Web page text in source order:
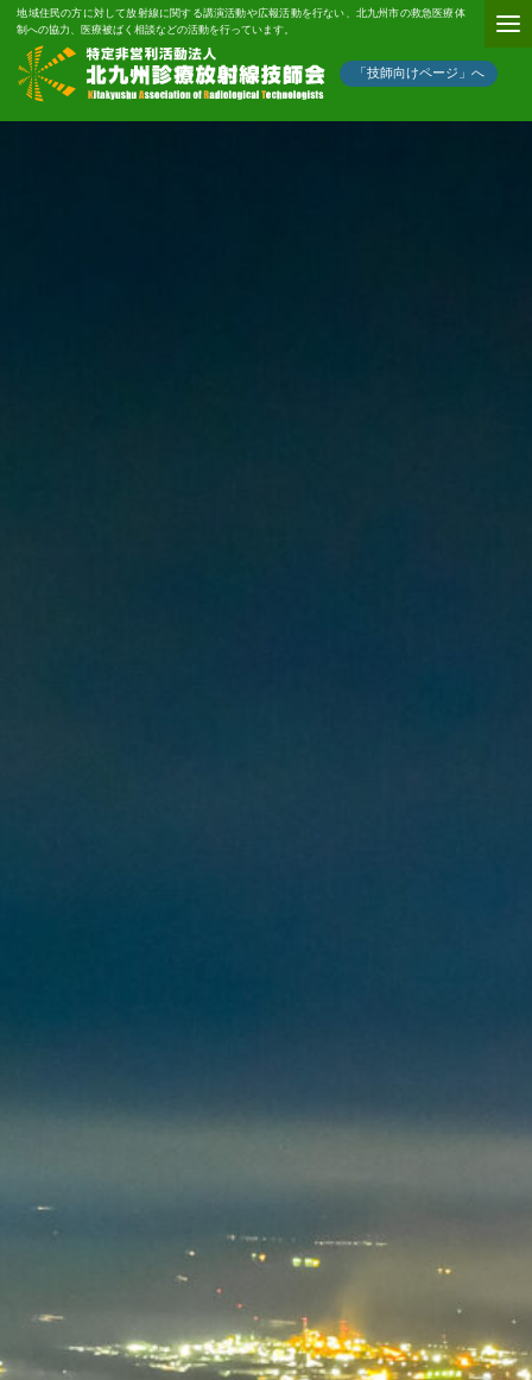
地域住民の方に対して放射線に関する講演活動や広報活動を行ない、北九州市の救急医療体
制への協力、医療被ばく相談などの活動を行っています。
「技師向けページ」へ